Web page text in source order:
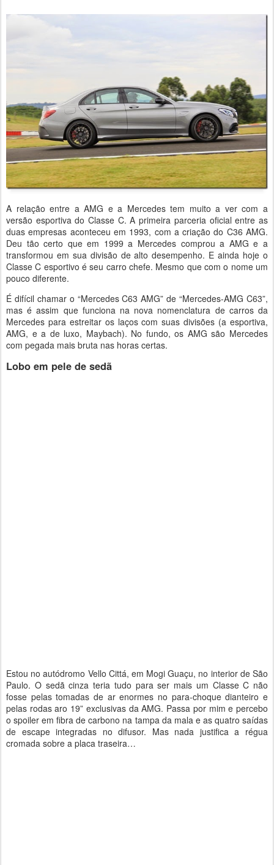
A relação entre a AMG e a Mercedes tem muito a ver com a
versão esportiva do Classe C. A primeira parceria oficial entre as
duas empresas aconteceu em 1993, com a criação do C36 AMG.
Deu tão certo que em 1999 a Mercedes comprou a AMG e a
transformou em sua divisão de alto desempenho. E ainda hoje o
Classe C esportivo é seu carro chefe. Mesmo que com o nome um
pouco diferente.
É difícil chamar o “Mercedes C63 AMG” de “Mercedes-AMG C63”,
mas é assim que funciona na nova nomenclatura de carros da
Mercedes para estreitar os laços com suas divisões (a esportiva,
AMG, e a de luxo, Maybach). No fundo, os AMG são Mercedes
com pegada mais bruta nas horas certas.
Lobo em pele de sedã
Estou no autódromo Vello Cittá, em Mogi Guaçu, no interior de São
Paulo. O sedã cinza teria tudo para ser mais um Classe C não
fosse pelas tomadas de ar enormes no para-choque dianteiro e
pelas rodas aro 19” exclusivas da AMG. Passa por mim e percebo
o spoiler em fibra de carbono na tampa da mala e as quatro saídas
de escape integradas no difusor. Mas nada justifica a régua
cromada sobre a placa traseira…